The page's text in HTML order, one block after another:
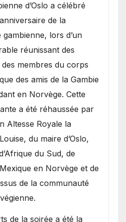
d’Oslo a célébré
de la
lors d’un
réunissant des
membres du corps
des amis de la Gambie
en Norvège. Cette
a été réhaussée par
Altesse Royale la
du maire d’Oslo,
du Sud, de
en Norvège et de
de la communauté
de la soirée a été la